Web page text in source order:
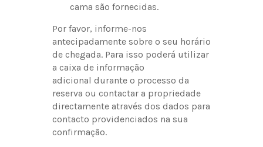
cama são fornecidas.
Por favor, informe-nos
antecipadamente sobre o seu horário
de chegada. Para isso poderá utilizar
a caixa de informação
adicional durante o processo da
reserva ou contactar a propriedade
directamente através dos dados para
contacto providenciados na sua
confirmação.